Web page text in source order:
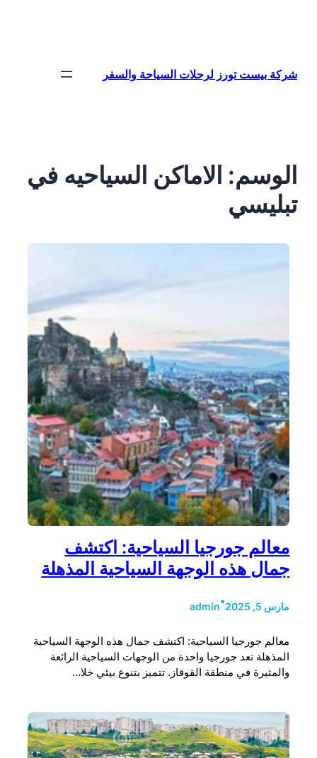
شركة بيست تورز لرحلات السياحة والسفر
الوسم: الاماكن السياحيه في
تبليسي
معالم جورجيا السياحية: اكتشف
جمال هذه الوجهة السياحية المذهلة
مارس 5, 2025 •
admin
معالم جورجيا السياحية: اكتشف جمال هذه الوجهة السياحية
المذهلة تعد جورجيا واحدة من الوجهات السياحية الرائعة
والمثيرة في منطقة القوقاز. تتميز بتنوع بيئي خلا…